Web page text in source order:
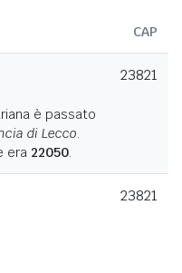
CAP
è passato
di Lecco.
era 22050.
23821
23821